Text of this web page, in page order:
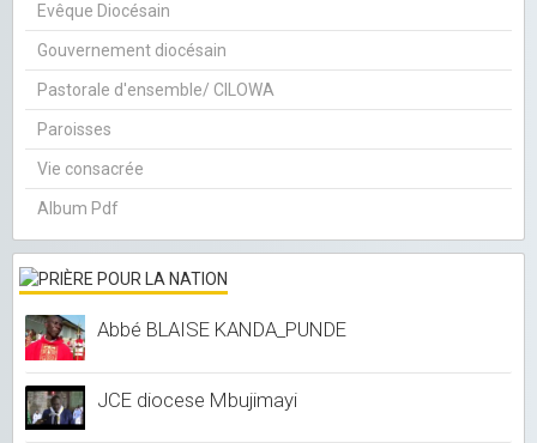
Evêque Diocésain
Gouvernement diocésain
Pastorale d'ensemble/ CILOWA
Paroisses
Vie consacrée
Album Pdf
Abbé BLAISE KANDA_PUNDE
JCE diocese Mbujimayi